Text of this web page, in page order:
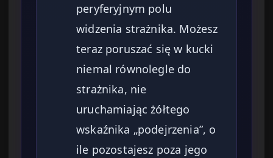
peryferyjnym polu
widzenia strażnika. Możesz
teraz poruszać się w kucki
niemal równolegle do
strażnika, nie
uruchamiając żółtego
wskaźnika „podejrzenia”, o
ile pozostajesz poza jego